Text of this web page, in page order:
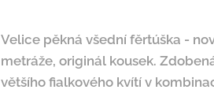
Velice pěkná všední fěrtúška -
metráže, originál kousek.
většího fialkového kvítí v